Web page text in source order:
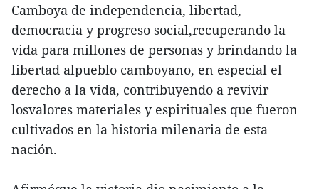
Camboya de independencia, libertad,
democracia y progreso social,recuperando la
vida para millones de personas y brindando la
libertad alpueblo camboyano, en especial el
derecho a la vida, contribuyendo a revivir
losvalores materiales y espirituales que fueron
cultivados en la historia milenaria de esta
nación.